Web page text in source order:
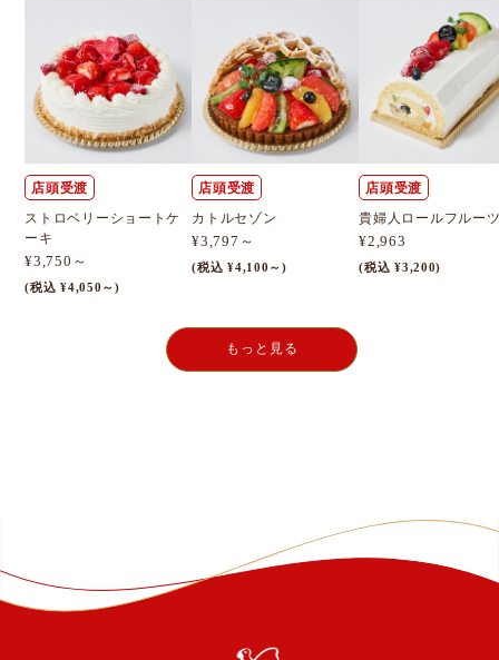
店頭受渡
ストロベリーショートケ
ーキ
¥3,750～
(税込 ¥4,050～)
店頭受渡
カトルセゾン
¥3,797～
(税込 ¥4,100～)
店頭受渡
貴婦人ロールフルー
¥2,963
(税込 ¥3,200)
もっと見る